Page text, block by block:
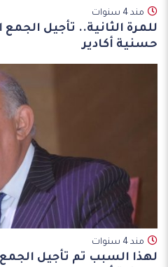
مند 4 سنوات
للمرة الثانية.. تأجيل الجمع
حسنية أكادير
مند 4 سنوات
لهذا السبب تم تأجيل الجمع